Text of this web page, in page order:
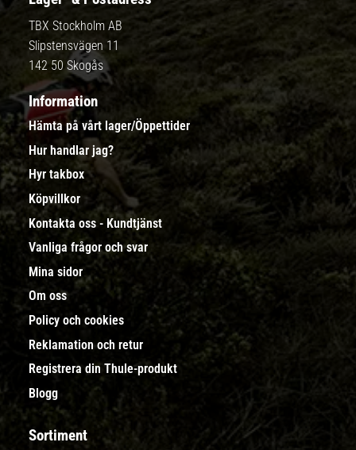
TBX Stockholm AB
Slipstensvägen 11
142 50 Skogås
Information
Hämta på vårt lager/Öppettider
Hur handlar jag?
Hyr takbox
Köpvillkor
Kontakta oss - Kundtjänst
Vanliga frågor och svar
Mina sidor
Om oss
Policy och cookies
Reklamation och retur
Registrera din Thule-produkt
Blogg
Sortiment